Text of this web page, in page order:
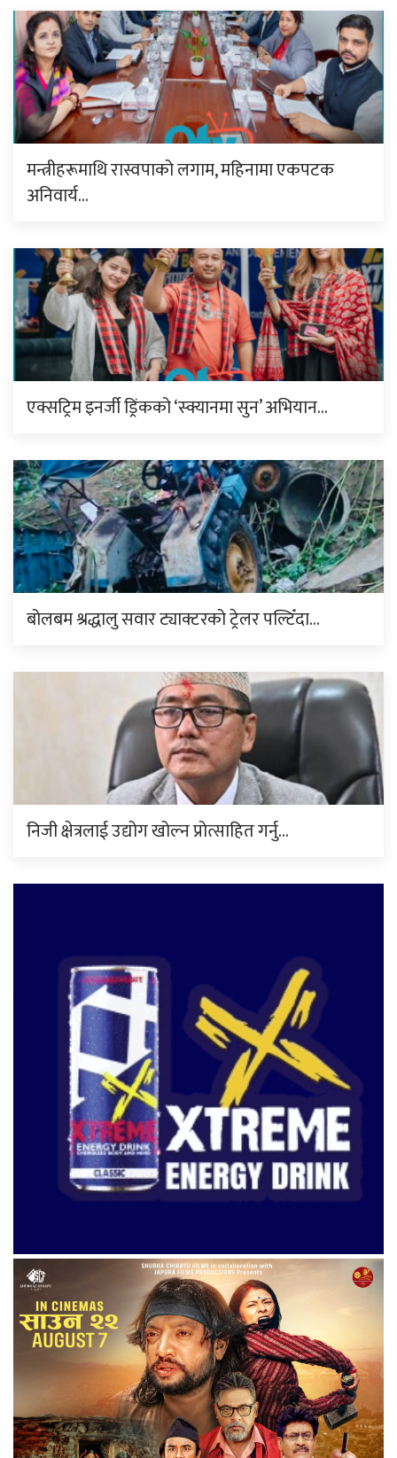
मन्त्रीहरूमाथि रास्वपाको लगाम, महिनामा एकपटक
अनिवार्य…
एक्सट्रिम इनर्जी ड्रिंकको ‘स्क्यानमा सुन’ अभियान…
बोलबम श्रद्धालु सवार ट्याक्टरको ट्रेलर पल्टिँदा…
निजी क्षेत्रलाई उद्योग खोल्न प्रोत्साहित गर्नु…